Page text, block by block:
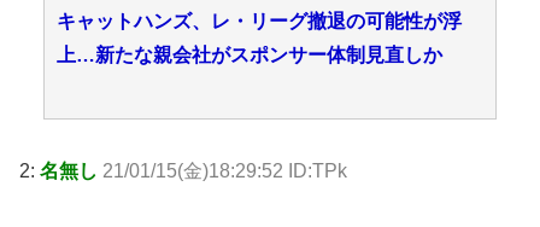
キャットハンズ、レ・リーグ撤退の可能性が浮
上…新たな親会社がスポンサー体制見直しか
2: 名無し 21/01/15(金)18:29:52 ID:TPk